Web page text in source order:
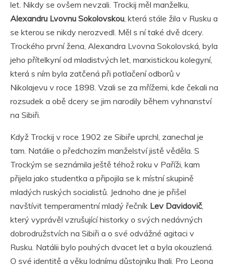
let. Nikdy se ovšem nevzali. Trockij měl manželku,
Alexandru Lvovnu Sokolovskou, která stále žila v Rusku a
se kterou se nikdy nerozvedl. Měl s ní také dvě dcery.
Trockého první žena, Alexandra Lvovna Sokolovská, byla
jeho přítelkyní od mladistvých let, marxistickou kolegyní,
která s ním byla zatčená při potlačení odborů v
Nikolajevu v roce 1898. Vzali se za mřížemi, kde čekali na
rozsudek a obě dcery se jim narodily během vyhnanství
na Sibiři.
Když Trockij v roce 1902 ze Sibiře uprchl, zanechal je
tam. Natálie o předchozím manželství jistě věděla. S
Trockým se seznámila ještě téhož roku v Paříži, kam
přijela jako studentka a připojila se k místní skupině
mladých ruských socialistů. Jednoho dne je přišel
navštívit temperamentní mladý řečník Lev Davidovič,
který vyprávěl vzrušující historky o svých nedávných
dobrodružstvích na Sibiři a o své odvážné agitaci v
Rusku. Natálii bylo pouhých dvacet let a byla okouzlená.
O své identitě a věku lodnímu důstojníku lhali. Pro Leona